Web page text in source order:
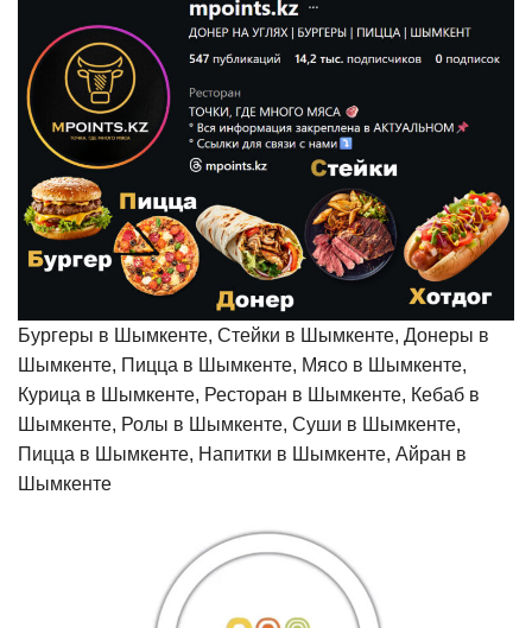
Бургеры в Шымкенте, Стейки в Шымкенте, Донеры в
Шымкенте, Пицца в Шымкенте, Мясо в Шымкенте,
Курица в Шымкенте, Ресторан в Шымкенте, Кебаб в
Шымкенте, Ролы в Шымкенте, Суши в Шымкенте,
Пицца в Шымкенте, Напитки в Шымкенте, Айран в
Шымкенте